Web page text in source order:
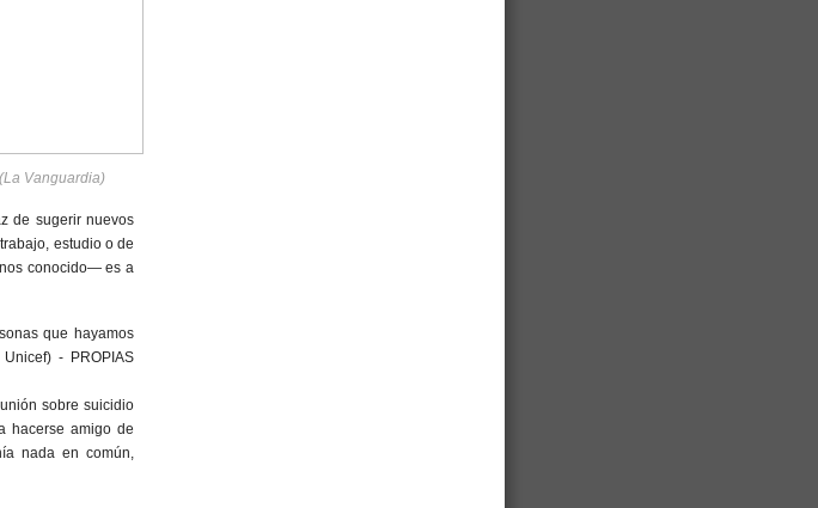
Vanguardia)
de sugerir nuevos
estudio o de
conocido— es a
sobre suicidio
hacerse amigo de
nada en común,